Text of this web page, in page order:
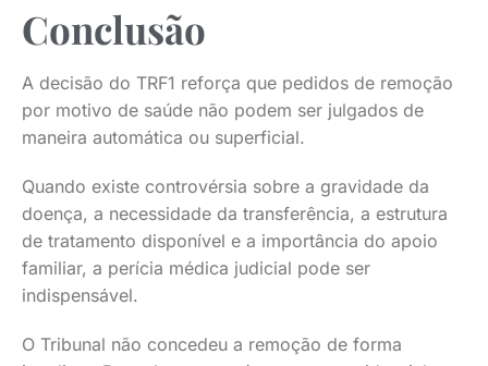
Conclusão
A decisão do TRF1 reforça que pedidos de remoção
por motivo de saúde não podem ser julgados de
maneira automática ou superficial.
Quando existe controvérsia sobre a gravidade da
doença, a necessidade da transferência, a estrutura
de tratamento disponível e a importância do apoio
familiar, a perícia médica judicial pode ser
indispensável.
O Tribunal não concedeu a remoção de forma